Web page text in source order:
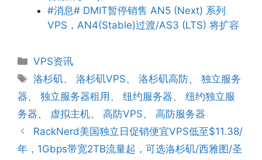
#消息# DMIT暂停销售 AN5 (Next) 系列
VPS，AN4(Stable)过渡/AS3 (LTS) 将扩容
分
类
VPS资讯
标
签
洛杉矶、洛杉矶VPS、洛杉矶高防、独立服务
器、 独立服务器租用 、 纽约服务器、 纽约独立服
务器、 虚拟主机、 高防VPS、 高防服务器
RackNerd美国独立日促销便宜VPS低至$11.38/
年，1Gbps带宽2TB流量起，可选洛杉矶/西雅图/圣